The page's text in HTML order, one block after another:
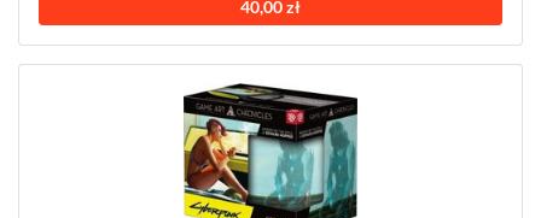
40,00 zł